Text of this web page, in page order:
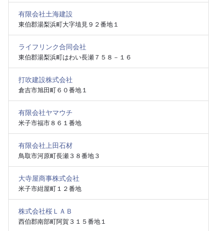
有限会社土海建設
東伯郡湯梨浜町大字埴見９２番地１
ライフリンク合同会社
東伯郡湯梨浜町はわい長瀬７５８－１６
打吹建設株式会社
倉吉市旭田町６０番地１
有限会社ヤマウチ
米子市福市８６１番地
有限会社上田石材
鳥取市河原町長瀬３８番地３
大寺屋商事株式会社
米子市紺屋町１２番地
株式会社桜ＬＡＢ
西伯郡南部町阿賀３１５番地１